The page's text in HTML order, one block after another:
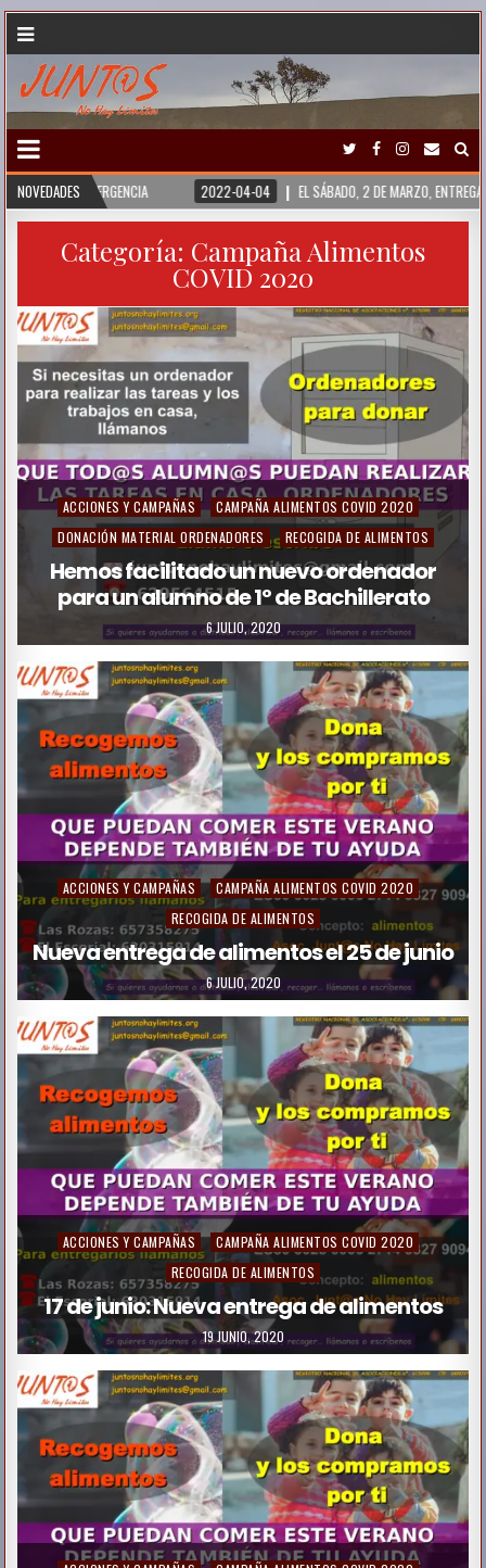
NOVEDADES
EMERGENCIA 2022-04-04 EL SÁBADO, 2 DE MARZO, ENTREGAMOS
Categoría: Campaña Alimentos
COVID 2020
P
o
s
t
i
n
ACCIONES Y CAMPAÑAS
CAMPAÑA ALIMENTOS COVID 2020
DONACIÓN MATERIAL ORDENADORES
RECOGIDA DE ALIMENTOS
Hemos facilitado un nuevo ordenador
para un alumno de 1º de Bachillerato
6 JULIO, 2020
P
s
t
e
d
i
n
ACCIONES Y CAMPAÑAS
CAMPAÑA ALIMENTOS COVID 2020
RECOGIDA DE ALIMENTOS
Nueva entrega de alimentos el 25 de junio
6 JULIO, 2020
P
s
t
e
d
i
n
ACCIONES Y CAMPAÑAS
CAMPAÑA ALIMENTOS COVID 2020
RECOGIDA DE ALIMENTOS
17 de junio: Nueva entrega de alimentos
19 JUNIO, 2020